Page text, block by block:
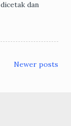
dan
Newer posts